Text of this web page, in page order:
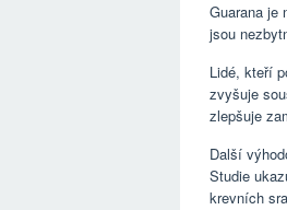
Guarana je
jsou
Lidé, kteří
zvyšuje
zlepšuje
Další
Studie
krevních